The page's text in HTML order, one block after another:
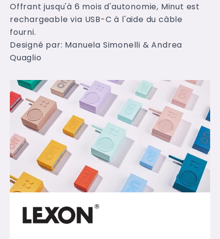
Offrant jusqu'à 6 mois d'autonomie, Minut est
rechargeable via USB-C à l'aide du câble
fourni.
Designé par: Manuela Simonelli & Andrea
Quaglio